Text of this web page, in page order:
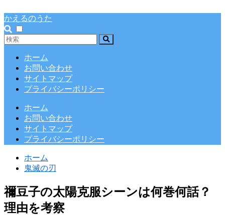
かえるのうた
ホーム
お問い合わせ
サイトマップ
プライバシーポリシー
ホーム
お問い合わせ
サイトマップ
プライバシーポリシー
ホーム
鬼滅の刃
禰豆子の太陽克服シーンは何巻何話？
理由を考察